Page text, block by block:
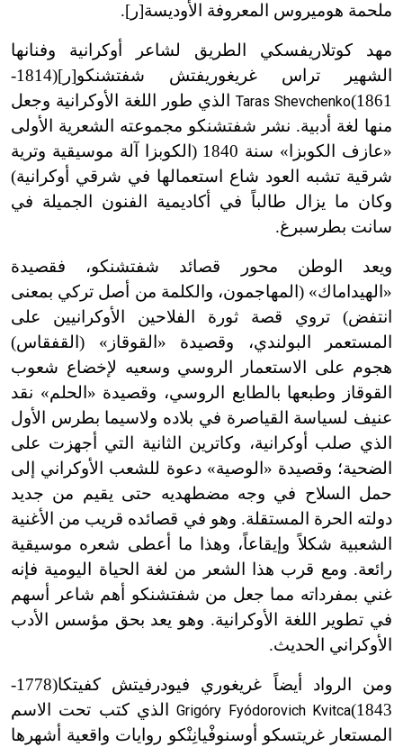
ملحمة هوميروس المعروفة الأوديسة[ر].
مهد كوتلاريفسكي الطريق لشاعر أوكرانية وفنانها
الشهير تراس غريغوريفتش شفتشنكو[ر](1814-
1861)
Taras Shevchenko الذي طور اللغة الأوكرانية وجعل
منها لغة أدبية. نشر شفتشنكو مجموعته الشعرية الأولى
«عازف الكوبزا» سنة 1840 (الكوبز
آلة موسيقية وترية
شرقية تشبه العود شاع استعمالها في شرقي أوكرانية)
وكان ما يزال طالباً في أكاديمية الفنون الجميلة في
سانت بطرسبرغ.
ويعد الوطن محور قصائد شفتشنكو، فقصيدة
«الهيداماك» (المهاجمون، والكلمة من أصل تركي بمعنى
انتفض) تروي قصة ثورة الفلاحين الأوكرانيين على
المستعمر البولندي، وقصيدة «القوقاز» (القفقاس)
هجوم على الاستعمار الروسي وسعيه لإخضاع شعوب
القوقاز وطبعها بالطابع الروسي، وقصيدة «الحلم» نقد
عنيف لسياسة القياصرة في بلاده ولاسيما بطرس الأول
الذي صلب أوكرانية، وكاترين الثانية التي أجهزت على
الضحية؛ وقصيدة «الوصية» دعوة للشعب الأوكراني إلى
حمل السلاح في وجه مضطهديه حتى يقيم من جديد
دولته الحرة المستقلة. وهو في قصائده قريب من الأغنية
الشعبية شكلاً وإيقاعاً، وهذا ما أعطى شعره موسيقية
رائعة. ومع قرب هذا الشعر من لغة الحياة اليومية فإنه
غني بمفرداته مما جعل من شفتشنكو أهم شاعر أسهم
في تطوير اللغة الأوكرانية. وهو يعد بحق مؤسس الأدب
الأوكراني الحديث.
ومن الرواد أيضاً غريغوري فيودرفيتش كفيتكا(1778-
1843)
Grigóry Fyódorovich Kvitcaالذي كتب تحت الاسم
المستعار غريتسكو أوسنوفْيانِنْكو روايات واقعية أشهرها